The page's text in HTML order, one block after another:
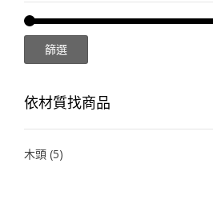
篩選
依材質找商品
木頭 (5)